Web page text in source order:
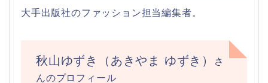
大手出版社のファッション担当編集者。
秋山ゆずき （あきやま ゆずき）
さ
んのプロフィール